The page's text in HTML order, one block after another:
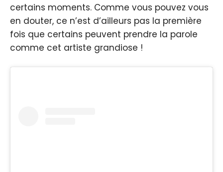
certains moments. Comme vous pouvez vous
en douter, ce n’est d’ailleurs pas la première
fois que certains peuvent prendre la parole
comme cet artiste grandiose !